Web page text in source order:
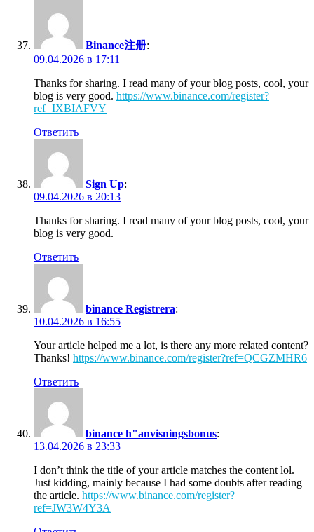
Binance注册:
09.04.2026 в 17:11
Thanks for sharing. I read many of your blog posts, cool, your
blog is very good. https://www.binance.com/register?
ref=IXBIAFVY
Ответить
Sign Up:
09.04.2026 в 20:13
Thanks for sharing. I read many of your blog posts, cool, your
blog is very good.
Ответить
binance Registrera:
10.04.2026 в 16:55
Your article helped me a lot, is there any more related content?
Thanks! https://www.binance.com/register?ref=QCGZMHR6
Ответить
binance h"anvisningsbonus:
13.04.2026 в 23:33
I don’t think the title of your article matches the content lol.
Just kidding, mainly because I had some doubts after reading
the article. https://www.binance.com/register?
ref=JW3W4Y3A